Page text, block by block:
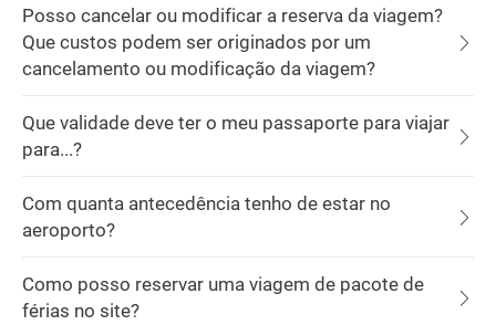
Posso cancelar ou modificar a reserva da viagem?
Que custos podem ser originados por um
cancelamento ou modificação da viagem?
Que validade deve ter o meu passaporte para viajar
para...?
Com quanta antecedência tenho de estar no
aeroporto?
Como posso reservar uma viagem de pacote de
férias no site?